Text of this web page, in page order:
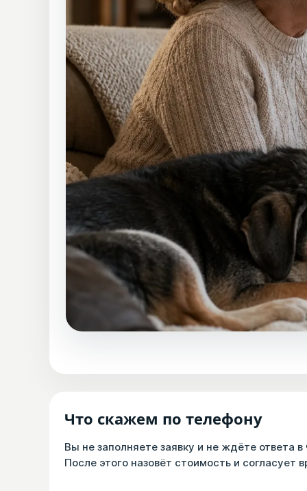
Что скажем по телефону
Вы не заполняете заявку и не ждёте ответа
После этого назовёт стоимость и согласует